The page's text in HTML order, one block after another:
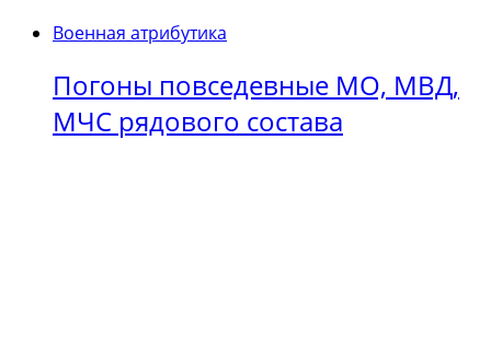
Военная атрибутика
Погоны повседевные МО, МВД,
МЧС рядового состава